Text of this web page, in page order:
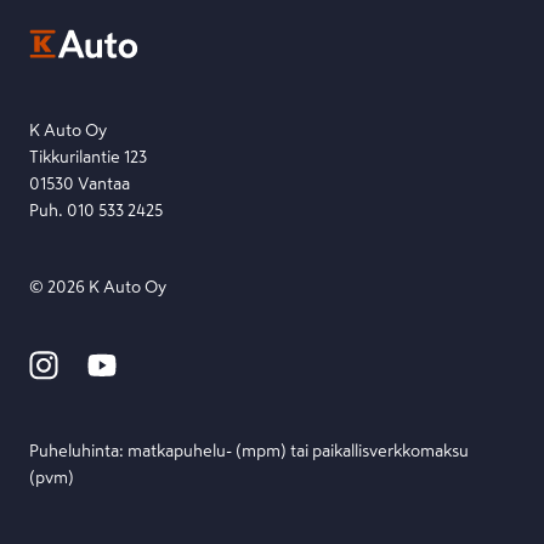
Etsi toimipiste
K Auto Oy
Tikkurilantie 123
01530 Vantaa
Puh. 010 533 2425
© 2026 K Auto Oy
Puheluhinta: matka­puhelu- (mpm) tai paikallis­verkko­maksu
(pvm)